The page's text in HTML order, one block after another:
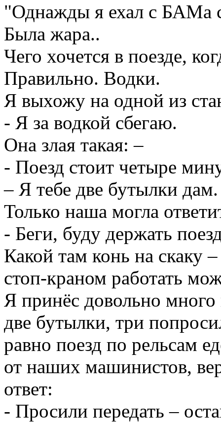
"Однажды я ехал с БАМа
Была жара..
Чего хочется в поезде,
Правильно. Водки.
Я выхожу на одной из
- Я за водкой сбегаю.
Она злая такая: –
- Поезд стоит четыре
– Я тебе две бутылки дам.
Только наша могла
- Беги, буду держать
Какой там конь на скаку
стоп-краном работать
Я принёс довольно
две бутылки, три
равно поезд по рельсам
от наших машинистов,
ответ:
- Просили передать –